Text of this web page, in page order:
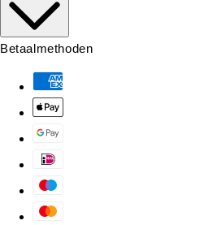
Betaalmethoden